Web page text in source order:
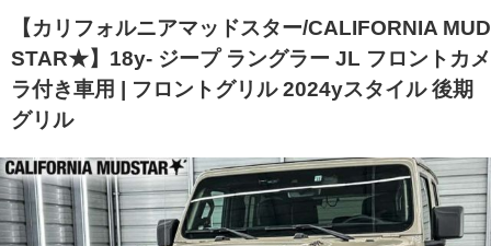
【カリフォルニアマッドスター/CALIFORNIA MUD
STAR★】18y- ジープ ラングラー JL フロントカメ
ラ付き車用 | フロントグリル 2024yスタイル 後期
グリル